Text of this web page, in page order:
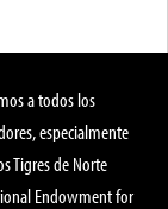
a todos los
especialmente
Tigres de Norte
Endowment for